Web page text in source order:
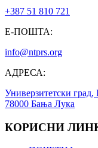
+387 51 810 721
Е-ПОШТА:
info@ntprs.org
АДРЕСА:
Универзитетски град,
78000 Бања Лука
КОРИСНИ